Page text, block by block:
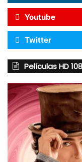
Youtube
Twitter
Películas HD